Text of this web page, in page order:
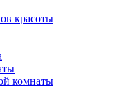
красоты
комнаты